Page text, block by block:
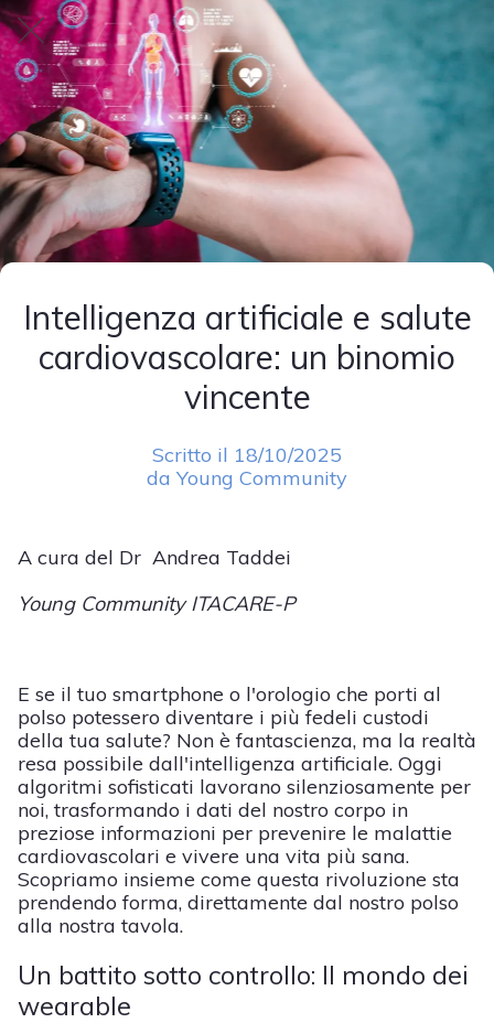
Intelligenza artificiale e salute
cardiovascolare: un binomio
vincente
Scritto il 18/10/2025
da Young Community
A cura del Dr Andrea Taddei
Young Community ITACARE-P
E se il tuo smartphone o l'orologio che porti al
polso potessero diventare i più fedeli custodi
della tua salute? Non è fantascienza, ma la realtà
resa possibile dall'intelligenza artificiale. Oggi
algoritmi sofisticati lavorano silenziosamente per
noi, trasformando i dati del nostro corpo in
preziose informazioni per prevenire le malattie
cardiovascolari e vivere una vita più sana.
Scopriamo insieme come questa rivoluzione sta
prendendo forma, direttamente dal nostro polso
alla nostra tavola.
Un battito sotto controllo: Il mondo dei
wearable